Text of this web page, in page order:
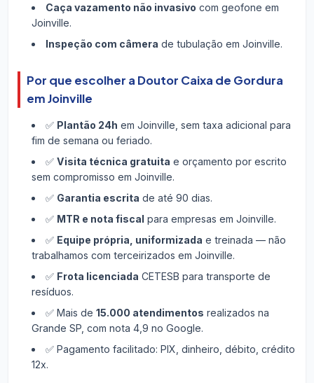
Caça vazamento não invasivo com geofone em
Joinville.
Inspeção com câmera de tubulação em Joinville.
Por que escolher a Doutor Caixa de Gordura
em Joinville
✅ Plantão 24h em Joinville, sem taxa adicional para
fim de semana ou feriado.
✅ Visita técnica gratuita e orçamento por escrito
sem compromisso em Joinville.
✅ Garantia escrita de até 90 dias.
✅ MTR e nota fiscal para empresas em Joinville.
✅ Equipe própria, uniformizada e treinada — não
trabalhamos com terceirizados em Joinville.
✅ Frota licenciada CETESB para transporte de
resíduos.
✅ Mais de 15.000 atendimentos realizados na
Grande SP, com nota 4,9 no Google.
✅ Pagamento facilitado: PIX, dinheiro, débito, crédito
12x.